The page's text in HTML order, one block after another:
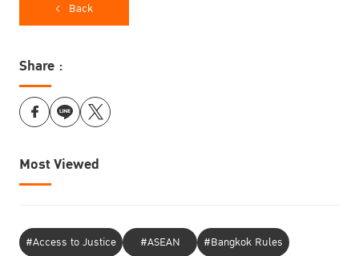
Back
Share :
Most Viewed
#Access to Justice #ASEAN
#Bangkok Rules